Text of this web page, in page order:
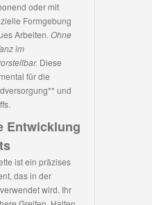
oder mit
Formgebung
Arbeiten. Ohne
im
Diese
für die
und
Entwicklung
ist ein präzises
das in der
wird. Ihr